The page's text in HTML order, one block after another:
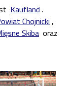
Kaufland .
Chojnicki ,
Skiba oraz